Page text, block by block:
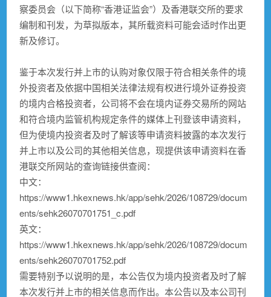
察委员会（以下简称“香港证监会”）及香港联交所的要求
编制和刊发，为草拟版本，其所载资料可能会适时作出更
新及修订。
鉴于本次发行并上市的认购对象仅限于符合相关条件的境
外投资者及依据中国相关法律法规有权进行境外证券投资
的境内合格投资者，公司将不会在境内证券交易所的网站
和符合境内监管机构规定条件的媒体上刊登该申请资料，
但为使境内投资者及时了解该等申请资料披露的本次发行
并上市以及公司的其他相关信息，现提供该申请资料在香
港联交所网站的查询链接供查阅：
中文：
https://www1.hkexnews.hk/app/sehk/2026/108729/docum
ents/sehk26070701751_c.pdf
英文：
https://www1.hkexnews.hk/app/sehk/2026/108729/docum
ents/sehk26070701752.pdf
需要特别予以说明的是，本公告仅为境内投资者及时了解
本次发行并上市的相关信息而作出。本公告以及本公司刊